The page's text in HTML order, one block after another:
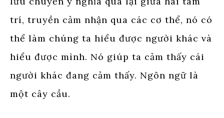
trí, truyền cảm nhận qua các cơ thể, nó có
thể làm chúng ta hiểu được người khác và
hiểu được mình. Nó giúp ta cảm thấy cái
người khác đang cảm thấy. Ngôn ngữ là
một cây cầu.